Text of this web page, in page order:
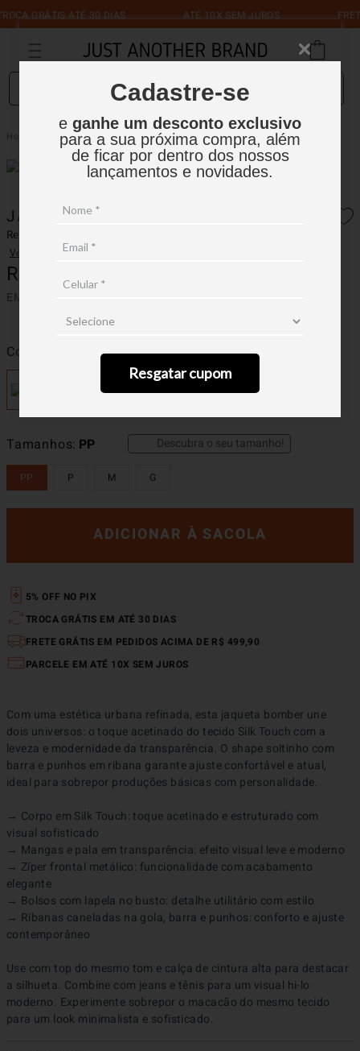
Cadastre-se
e ganhe um desconto exclusivo
para a sua próxima compra, além
de ficar por dentro dos nossos
lançamentos e novidades.
Resgatar cupom
GRÁTIS ATÉ 30 DIAS ATÉ 10X SEM JUROS FRETE
O que você está procurando?
Feminino Jaquetas Jaqueta Com Transparencia
JAQUETA COM TRANSPARENCIA
Ref.:
Ver avaliações
R$ 999 , 90
EM ATÉ
Tamanhos PP
PP P M G
Descubra o seu tamanho!
Cor
ADICIONAR À SACOLA
5% OFF NO PIX
TROCA GRÁTIS EM ATÉ 30 DIAS
FRETE GRÁTIS EM PEDIDOS ACIMA DE R$ 499,90
PARCELE EM ATÉ 10X SEM JUROS
Com uma estética urbana refinada, esta jaqueta bomber une
dois universos: o toque acetinado do tecido Silk Touch com a
leveza e modernidade da transparência. O shape soltinho com
barra e punhos em ribana garante ajuste confortável e atual,
ideal para sobrepor produções básicas com personalidade.
→ Corpo em Silk Touch: toque acetinado e estruturado com
visual sofisticado
→ Mangas e pala em transparência: efeito visual leve e moderno
→ Zíper frontal metálico: funcionalidade com acabamento
elegante
→ Bolsos com lapela no busto: detalhe utilitário com estilo
→ Ribanas caneladas na gola, barra e punhos: conforto e ajuste
contemporâneo
Use com top do mesmo tom e calça de cintura alta para destacar
a silhueta. Combine com jeans e tênis para um visual hi-lo
moderno. Experimente sobrepor o macacão do mesmo tecido
para um look minimalista e sofisticado.